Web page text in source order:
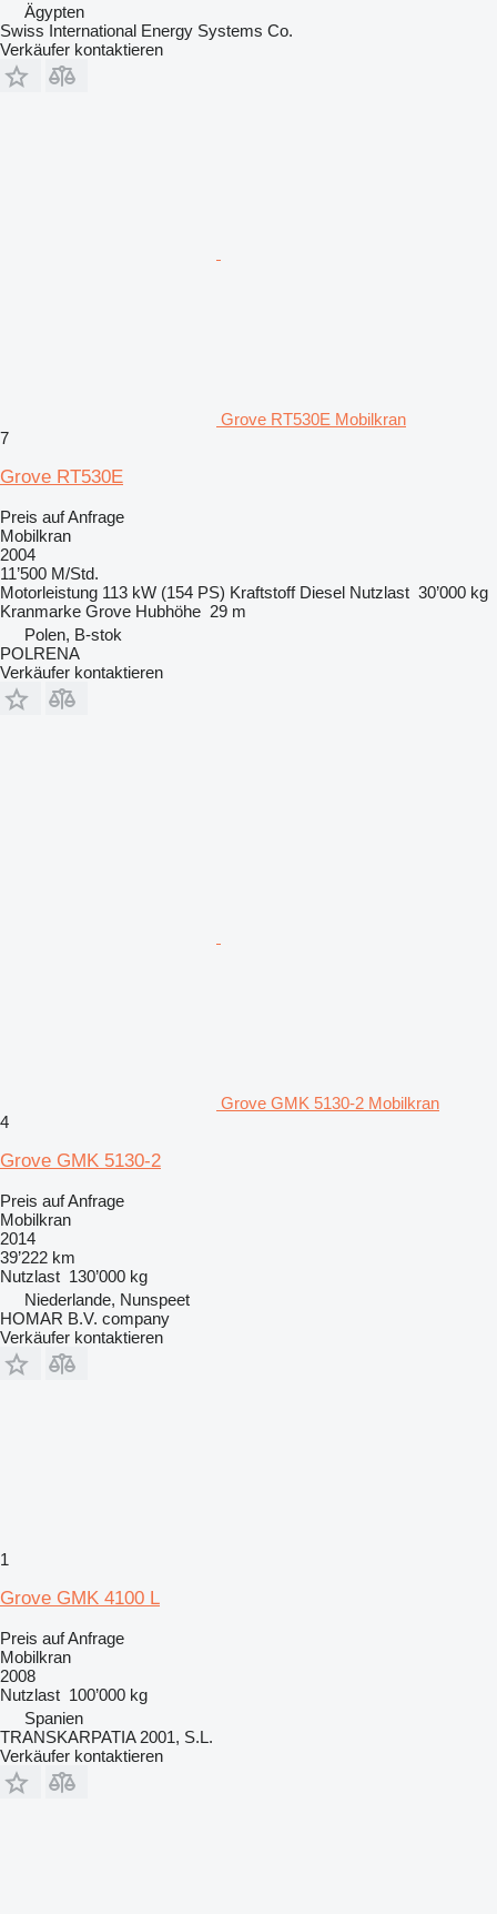
Ägypten
Swiss International Energy Systems Co.
Verkäufer kontaktieren
Grove RT530E Mobilkran
7
Grove RT530E
Preis auf Anfrage
Mobilkran
2004
11’500 M/Std.
Motorleistung 113 kW (154 PS) Kraftstoff Diesel Nutzlast 30’000 kg
Kranmarke Grove Hubhöhe 29 m
Polen, B-stok
POLRENA
Verkäufer kontaktieren
Grove GMK 5130-2 Mobilkran
4
Grove GMK 5130-2
Preis auf Anfrage
Mobilkran
2014
39’222 km
Nutzlast 130’000 kg
Niederlande, Nunspeet
HOMAR B.V. company
Verkäufer kontaktieren
1
Grove GMK 4100 L
Preis auf Anfrage
Mobilkran
2008
Nutzlast 100’000 kg
Spanien
TRANSKARPATIA 2001, S.L.
Verkäufer kontaktieren